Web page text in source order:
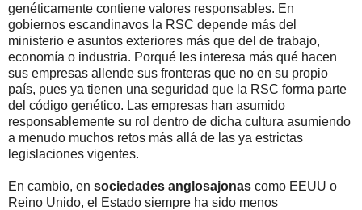
genéticamente contiene valores responsables. En
gobiernos escandinavos la RSC depende más del
ministerio e asuntos exteriores más que del de trabajo,
economía o industria. Porqué les interesa más qué hacen
sus empresas allende sus fronteras que no en su propio
país, pues ya tienen una seguridad que la RSC forma parte
del código genético. Las empresas han asumido
responsablemente su rol dentro de dicha cultura asumiendo
a menudo muchos retos más allá de las ya estrictas
legislaciones vigentes.
En cambio, en sociedades anglosajonas como EEUU o
Reino Unido, el Estado siempre ha sido menos